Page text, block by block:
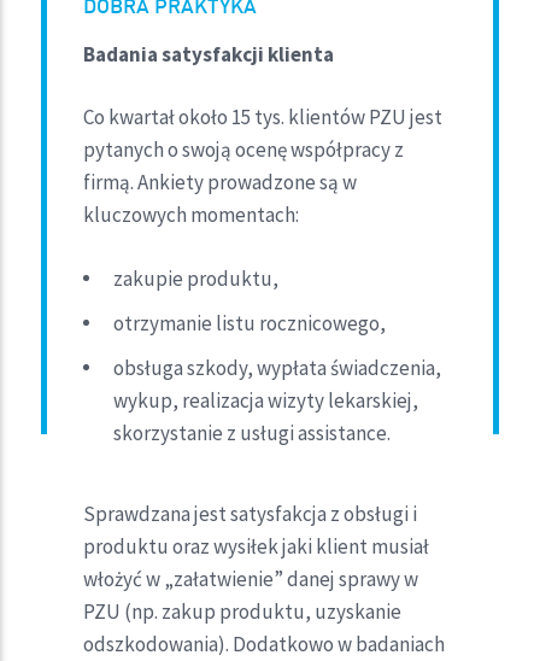
Badania satysfakcji klienta
Co kwartał około 15 tys. klientów PZU jest
pytanych o swoją ocenę współpracy z
firmą. Ankiety prowadzone są w
kluczowych momentach:
zakupie produktu,
otrzymanie listu rocznicowego,
obsługa szkody, wypłata świadczenia,
wykup, realizacja wizyty lekarskiej,
skorzystanie z usługi assistance.
Sprawdzana jest satysfakcja z obsługi i
produktu oraz wysiłek jaki klient musiał
włożyć w „załatwienie” danej sprawy w
PZU (np. zakup produktu, uzyskanie
odszkodowania). Dodatkowo w badaniach